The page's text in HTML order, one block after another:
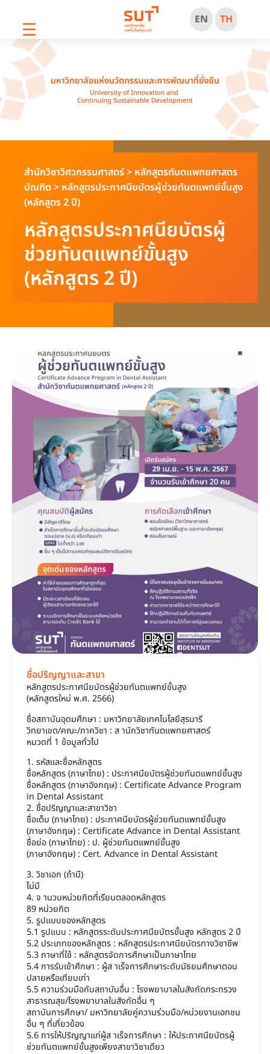
☰ EN TH
สำนักวิชาวิศวกรรมศาสตร์> หลักสูตรทันตแพทยศาสตร
บัณฑิต> หลักสูตรประกาศนียบัตรผู้ช่วยทันตแพทย์ขั้นสูง
(หลักสูตร 2 ปี)
หลักสูตรประกาศนียบัตรผู้
ช่วยทันตแพทย์ขั้นสูง
(หลักสูตร 2 ปี)
ชื่อปริญญาและสาขา
หลักสูตรประกาศนียบัตรผู้ช่วยทันตแพทย์ขั้นสูง
(หลักสูตรใหม่ พ.ศ. 2566)
ชื่อสถาบันอุดมศึกษา : มหาวิทยาลัยเทคโนโลยีสุรนารี
วิทยาเขต/คณะ/ภาควิชา : ส านักวิชาทันตแพทยศาสตร์
หมวดที่ 1 ข้อมูลทั่วไป
1. รหัสและชื่อหลักสูตร
ชื่อหลักสูตร (ภาษาไทย) : ประกาศนียบัตรผู้ช่วยทันตแพทย์ขั้นสูง
ชื่อหลักสูตร (ภาษาอังกฤษ) : Certificate Advance Program
in Dental Assistant
2. ชื่อปริญญาและสาขาวิชา
ชื่อเต็ม (ภาษาไทย) : ประกาศนียบัตรผู้ช่วยทันตแพทย์ขั้นสูง
(ภาษาอังกฤษ) : Certificate Advance in Dental Assistant
ชื่อย่อ (ภาษาไทย) : ป. ผู้ช่วยทันตแพทย์ขั้นสูง
(ภาษาอังกฤษ) : Cert. Advance in Dental Assistant
3. วิชาเอก (ถ้ามี)
ไม่มี
4. จ านวนหน่วยกิตที่เรียนตลอดหลักสูตร
89 หน่วยกิต
5. รูปแบบของหลักสูตร
5.1 รูปแบบ : หลักสูตรระดับประกาศนียบัตรขั้นสูง หลักสูตร 2 ปี
5.2 ประเภทของหลักสูตร : หลักสูตรประกาศนียบัตรทางวิชาชีพ
5.3 ภาษาที่ใช้ : หลักสูตรจัดการศึกษาเป็นภาษาไทย
5.4 การรับเข้าศึกษา : ผู้ส าเร็จการศึกษาระดับมัธยมศึกษาตอน
ปลายหรือเทียบเท่า
5.5 ความร่วมมือกับสถาบันอื่น : โรงพยาบาลในสังกัดกระทรวง
สาธารณสุข/โรงพยาบาลในสังกัดอื่น ๆ
สถาบันการศึกษา/ มหาวิทยาลัยคู่ความร่วมมือ/หน่วยงานเอกชน
อื่น ๆ ที่เกี่ยวข้อง
5.6 การให้ปริญญาแก่ผู้ส าเร็จการศึกษา : ให้ประกาศนียบัตรผู้
ช่วยทันตแพทย์ขั้นสูงเพียงสาขาวิชาเดียว